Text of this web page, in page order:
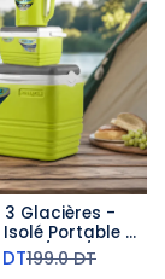
3 Glacières -
Portable –
– 25L/4.5L/2L -
Vert
DT199.0DT